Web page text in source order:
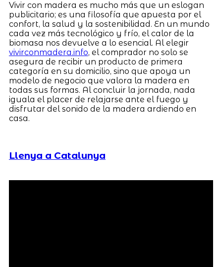
Vivir con madera es mucho más que un eslogan
publicitario; es una filosofía que apuesta por el
confort, la salud y la sostenibilidad. En un mundo
cada vez más tecnológico y frío, el calor de la
biomasa nos devuelve a lo esencial. Al elegir
vivirconmadera.info, el comprador no solo se
asegura de recibir un producto de primera
categoría en su domicilio, sino que apoya un
modelo de negocio que valora la madera en
todas sus formas. Al concluir la jornada, nada
iguala el placer de relajarse ante el fuego y
disfrutar del sonido de la madera ardiendo en
casa.
Llenya a Catalunya